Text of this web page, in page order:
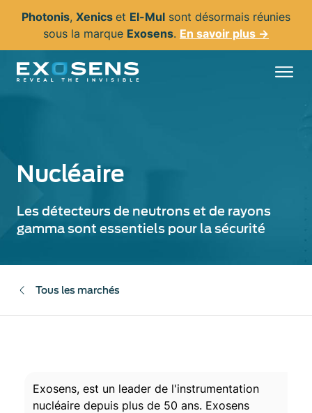
principal
Photonis, Xenics et El-Mul sont désormais réunies
sous la marque Exosens. En savoir plus →
Nucléaire
Les détecteurs de neutrons et de rayons
gamma sont essentiels pour la sécurité
Tous les marchés
Exosens, est un leader de l'instrumentation
nucléaire depuis plus de 50 ans. Exosens